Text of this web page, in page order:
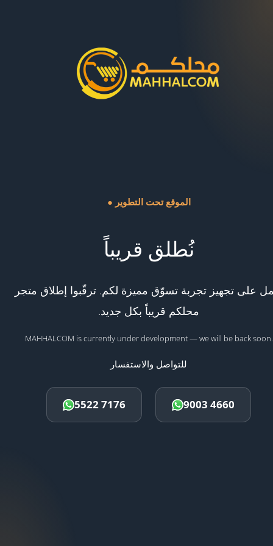
● الموقع تحت التطوير
نُطلق قريباً
على تجهيز تجربة تسوّق مميزة لكم. ترقّبوا إطلاق متجر
محلكم قريباً بكل جديد.
MAHHALCOM is currently under development — we will be back soon.
للتواصل والاستفسار
5522 7176 9003 4660